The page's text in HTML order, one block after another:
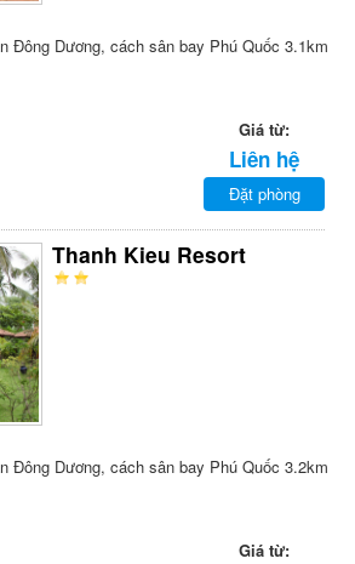
Đông Dương, cách sân bay Phú Quốc 3.1km
Giá từ:
Liên hệ
Đặt phòng
Thanh Kieu Resort
Đông Dương, cách sân bay Phú Quốc 3.2km
Giá từ: